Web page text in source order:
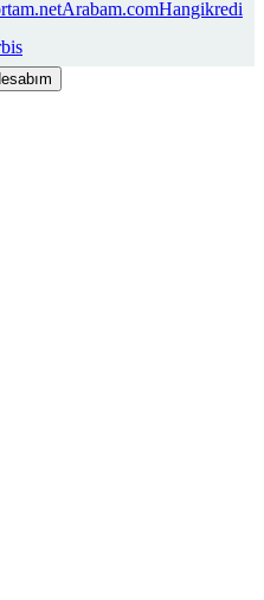
Arabam.comHangikredi